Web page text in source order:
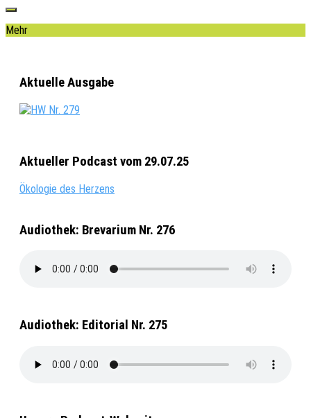
Mehr
Aktuelle Ausgabe
Aktueller Podcast vom 29.07.25
Ökologie des Herzens
Audiothek: Brevarium Nr. 276
Audiothek: Editorial Nr. 275